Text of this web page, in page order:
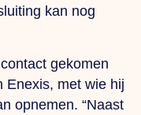
kan nog
gekomen
Enexis, met wie hij
opnemen. “Naast